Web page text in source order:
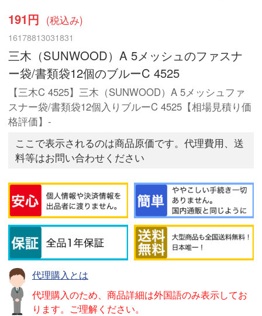
191円 (税込み)
16178813031831
三木（SUNWOOD）A 5メッシュのファスナ
ー袋/書類袋12個のブルーC 4525
【三木C 4525】三木（SUNWOOD）A 5メッシュファ
スナー袋/書類袋12個入りブルーC 4525【相場見積り価
格評価】-
ここで表示されるのは商品原価です。代理費用、送
料等はお問い合わせください
代理購入とは
代理購入のため、商品詳細は外国語のみ表示してお
ります。ご理解ください。